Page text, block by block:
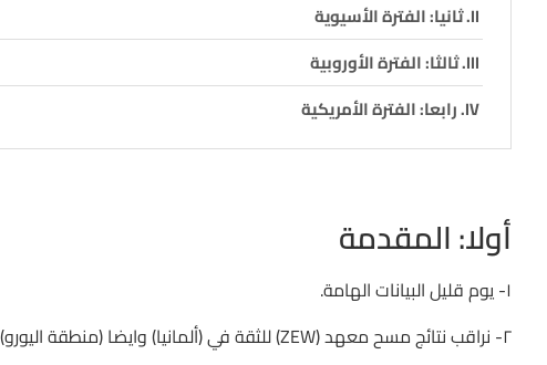
ثانيا: الفترة الأسيوية
ثالثا: الفترة الأوروبية
رابعا: الفترة الأمريكية
أولا: المقدمة
١- يوم قليل البيانات الهامة.
٢- نراقب نتائج مسح معهد (ZEW) للثقة في (ألمانيا) وايضا (منطقة اليورو) وفقط.